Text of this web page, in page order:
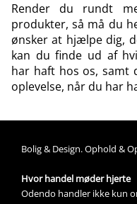
Render du rundt
produkter, så må du
ønsker at hjælpe dig,
kan du finde ud af
har haft hos os, samt
oplevelse, når du har
Bolig & Design. Ophold &
Hvor handel møder hjerte
Odendo handler ikke kun